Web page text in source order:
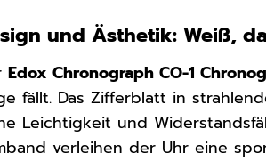
und Ästhetik: Weiß,
Edox Chronograph CO-1
fällt. Das Zifferblatt in
Leichtigkeit und
verleihen der Uhr eine